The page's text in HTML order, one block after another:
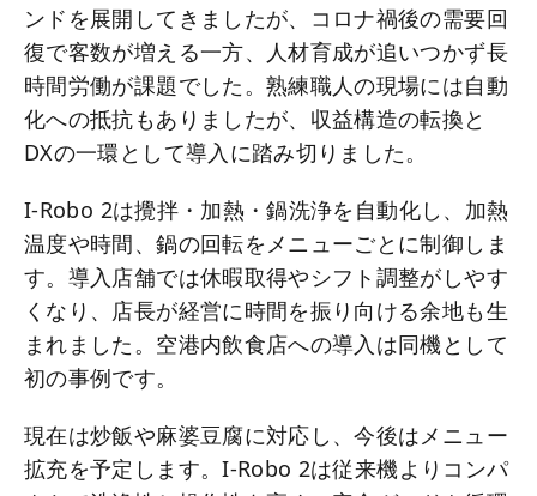
ンドを展開してきましたが、コロナ禍後の需要回
復で客数が増える一方、人材育成が追いつかず長
時間労働が課題でした。熟練職人の現場には自動
化への抵抗もありましたが、収益構造の転換と
DXの一環として導入に踏み切りました。
I-Robo 2は攪拌・加熱・鍋洗浄を自動化し、加熱
温度や時間、鍋の回転をメニューごとに制御しま
す。導入店舗では休暇取得やシフト調整がしやす
くなり、店長が経営に時間を振り向ける余地も生
まれました。空港内飲食店への導入は同機として
初の事例です。
現在は炒飯や麻婆豆腐に対応し、今後はメニュー
拡充を予定します。I-Robo 2は従来機よりコンパ